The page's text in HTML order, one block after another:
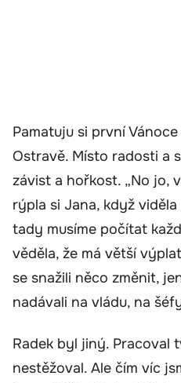
Pamatuju si první
Ostravě. Místo radosti a
závist a hořkost. „No jo,
rýpla si Jana, když
tady musíme počítat
věděla, že má větší
se snažili něco změnit,
nadávali na vládu, na
Radek byl jiný. Pracoval
nestěžoval. Ale čím víc